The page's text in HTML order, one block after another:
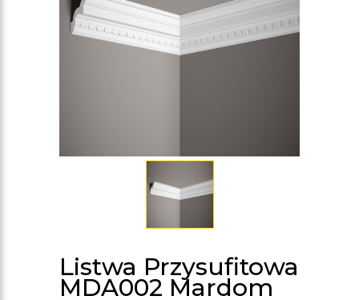
Listwa Przysufitowa
MDA002 Mardom